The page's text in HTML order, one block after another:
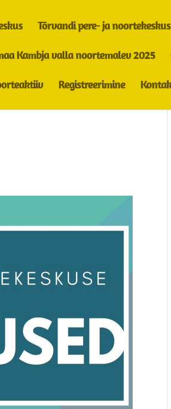
Tõrvandi pere- ja noortekeskus
Kambja valla noortemalev 2025
Registreerimine